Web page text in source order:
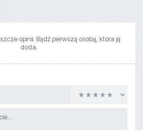
opinii. Bądź pierwszą osobą, która ją
doda.